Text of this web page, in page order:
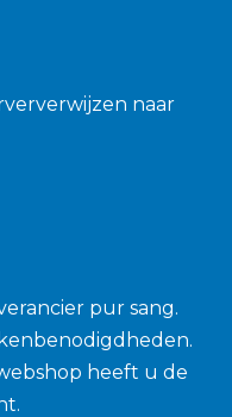
naar
pur sang.
heeft u de